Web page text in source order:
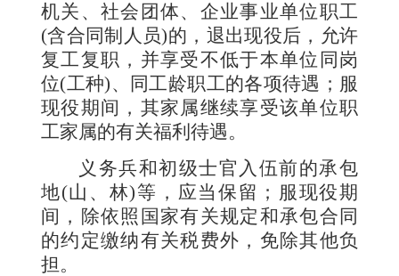
机关、社会团体、企业事业单位职工
(含合同制人员)的，退出现役后，允许
复工复职，并享受不低于本单位同岗
位(工种)、同工龄职工的各项待遇；服
现役期间，其家属继续享受该单位职
工家属的有关福利待遇。
义务兵和初级士官入伍前的承包
地(山、林)等，应当保留；服现役期
间，除依照国家有关规定和承包合同
的约定缴纳有关税费外，免除其他负
担。